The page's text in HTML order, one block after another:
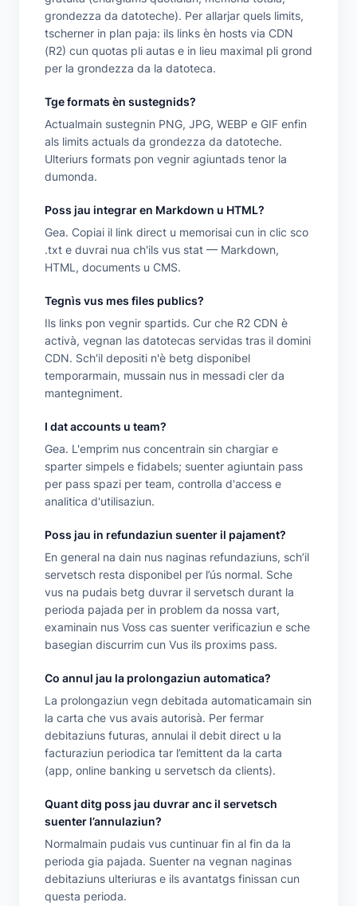
grondezza da datoteche). Per allarjar quels limits,
tscherner in plan paja: ils links èn hosts via CDN
(R2) cun quotas pli autas e in lieu maximal pli grond
per la grondezza da la datoteca.
Tge formats èn sustegnids?
Actualmain sustegnin PNG, JPG, WEBP e GIF enfin
als limits actuals da grondezza da datoteche.
Ulteriurs formats pon vegnir agiuntads tenor la
dumonda.
Poss jau integrar en Markdown u HTML?
Gea. Copiai il link direct u memorisai cun in clic sco
.txt e duvrai nua ch'ils vus stat — Markdown,
HTML, documents u CMS.
Tegnìs vus mes files publics?
Ils links pon vegnir spartids. Cur che R2 CDN è
activà, vegnan las datotecas servidas tras il domini
CDN. Sch'il depositi n'è betg disponibel
temporarmain, mussain nus in messadi cler da
mantegniment.
I dat accounts u team?
Gea. L'emprim nus concentrain sin chargiar e
sparter simpels e fidabels; suenter agiuntain pass
per pass spazi per team, controlla d'access e
analitica d'utilisaziun.
Poss jau in refundaziun suenter il pajament?
En general na dain nus naginas refundaziuns, sch’il
servetsch resta disponibel per l’ús normal. Sche
vus na pudais betg duvrar il servetsch durant la
perioda pajada per in problem da nossa vart,
examinain nus Voss cas suenter verificaziun e sche
basegian discurrim cun Vus ils proxims pass.
Co annul jau la prolongaziun automatica?
La prolongaziun vegn debitada automaticamain sin
la carta che vus avais autorisà. Per fermar
debitaziuns futuras, annulai il debit direct u la
facturaziun periodica tar l’emittent da la carta
(app, online banking u servetsch da clients).
Quant ditg poss jau duvrar anc il servetsch
suenter l’annulaziun?
Normalmain pudais vus cuntinuar fin al fin da la
perioda gia pajada. Suenter na vegnan naginas
debitaziuns ulteriuras e ils avantatgs finissan cun
questa perioda.